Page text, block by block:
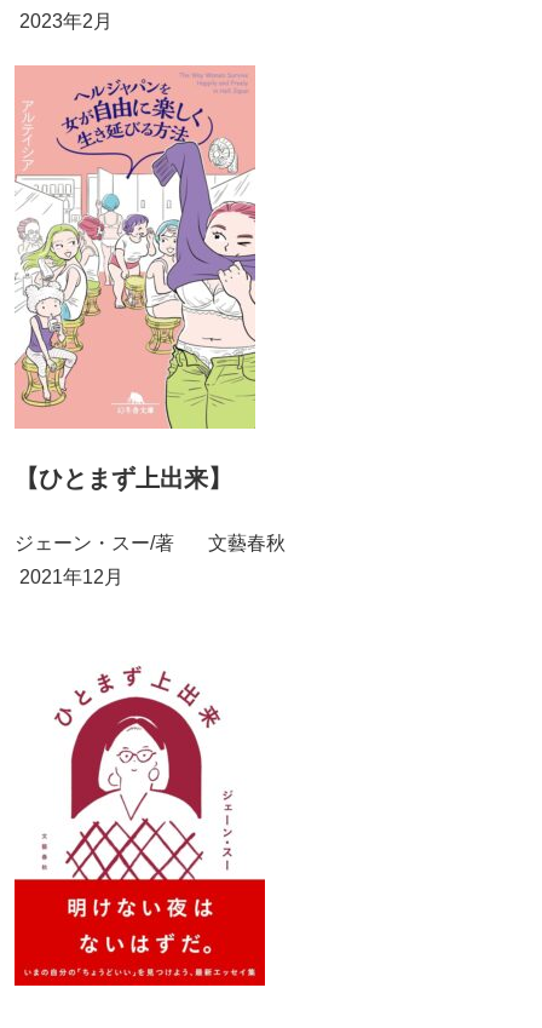
2023年2月
【ひとまず上出来】
ジェーン・スー/著 文藝春秋
2021年12月